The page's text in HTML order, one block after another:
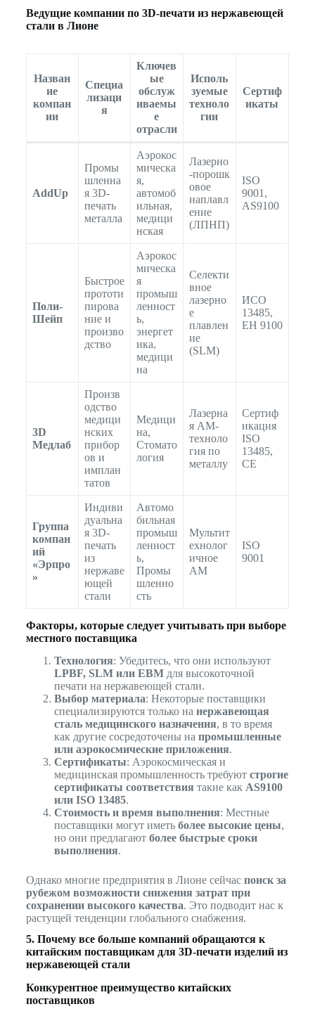
Ведущие компании по 3D-печати из нержавеющей
стали в Лионе
Назван
ие
компан
ии
Специа
лизаци
я
Ключев
ые
обслуж
иваемы
е
отрасли
Исполь
зуемые
техноло
гии
Сертиф
икаты
AddUp
Промы
шленна
я 3D-
печать
металла
Аэрокос
мическа
я,
автомоб
ильная,
медици
нская
Лазерно
-порошк
овое
наплавл
ение
(ЛПНП)
ISO
9001,
AS9100
Поли-
Шейп
Быстрое
прототи
пирова
ние и
произво
дство
Аэрокос
мическа
я
промыш
ленност
ь,
энергет
ика,
медици
на
Селекти
вное
лазерно
е
плавлен
ие
(SLM)
ИСО
13485,
ЕН 9100
3D
Медлаб
Произв
одство
медици
нских
прибор
ов и
имплан
татов
Медици
на,
Стомато
логия
Лазерна
я AM-
техноло
гия по
металлу
Сертиф
икация
ISO
13485,
CE
Группа
компан
ий
«Эрпро
»
Индиви
дуальна
я 3D-
печать
из
нержаве
ющей
стали
Автомо
бильная
промыш
ленност
ь,
Промы
шленно
сть
Мультит
ехнолог
ичное
AM
ISO
9001
Факторы, которые следует учитывать при выборе
местного поставщика
Технология: Убедитесь, что они используют
LPBF, SLM или EBMдля высокоточной
печати на нержавеющей стали.
Выбор материала: Некоторые поставщики
специализируются только на нержавеющая
сталь медицинского назначения, в то время
как другие сосредоточены на промышленные
или аэрокосмические приложения.
Сертификаты: Аэрокосмическая и
медицинская промышленность требуют строгие
сертификаты соответствия такие как AS9100
или ISO 13485.
Стоимость и время выполнения: Местные
поставщики могут иметь более высокие цены,
но они предлагают более быстрые сроки
выполнения.
Однако многие предприятия в Лионе сейчас поиск за
рубежом возможности снижения затрат при
сохранении высокого качества. Это подводит нас к
растущей тенденции глобального снабжения.
5. Почему все больше компаний обращаются к
китайским поставщикам для 3D-печати изделий из
нержавеющей стали
Конкурентное преимущество китайских
поставщиков